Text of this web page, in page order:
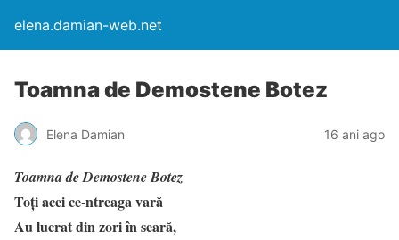
elena.damian-web.net
Toamna de Demostene Botez
Elena Damian 16 ani ago
Toamna de Demostene Botez
Toţi acei ce-ntreaga vară
Au lucrat din zori în seară,